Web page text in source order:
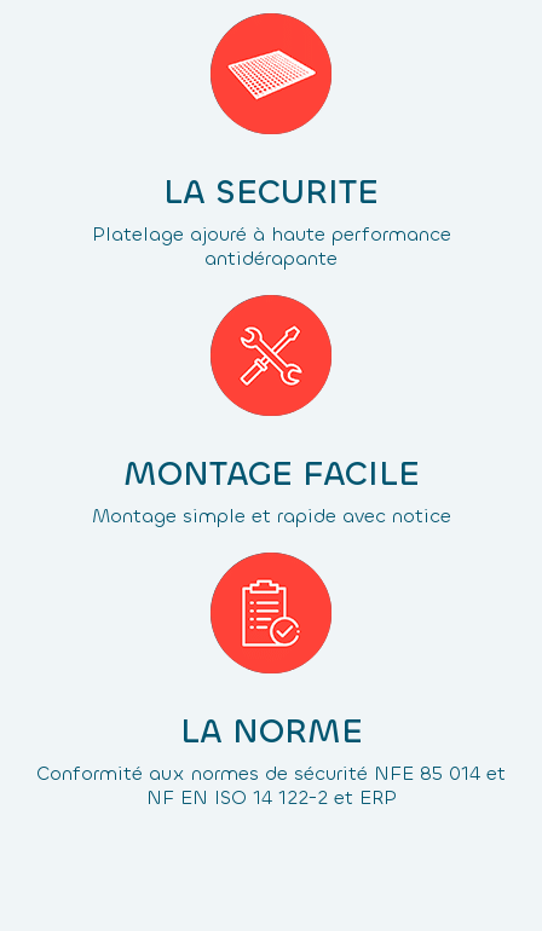
LA SECURITE
Platelage ajouré à haute performance
antidérapante
MONTAGE FACILE
Montage simple et rapide avec notice
LA NORME
Conformité aux normes de sécurité NFE 85 014 et
NF EN ISO 14 122-2 et ERP